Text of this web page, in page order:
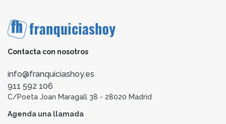
Contacta con nosotros
info@franquiciashoy.es
911 592 106
C/Poeta Joan Maragall 38 - 28020 Madrid
Agenda una llamada